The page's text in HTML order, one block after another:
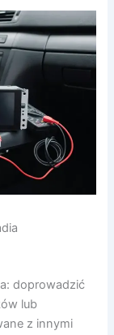
doprowadzić
lub
z innymi